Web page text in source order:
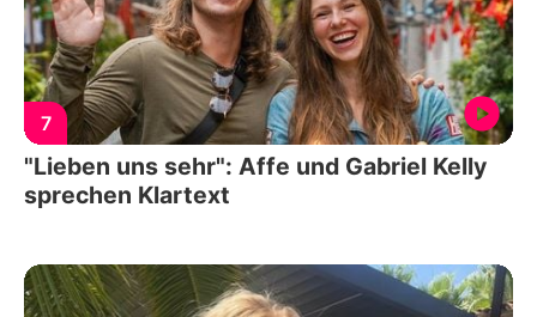
7
"Lieben uns sehr": Affe und Gabriel Kelly
sprechen Klartext